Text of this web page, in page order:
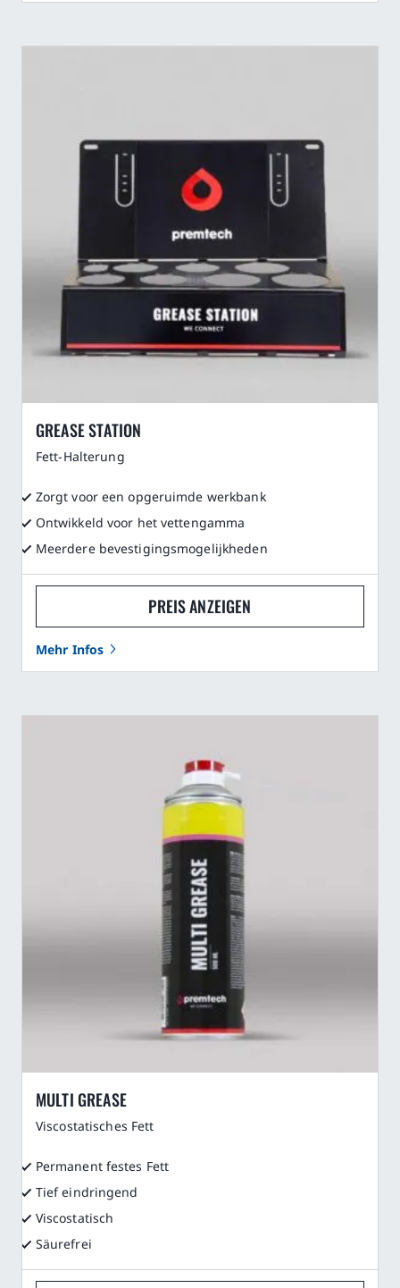
GREASE STATION
Fett-Halterung
Zorgt voor een opgeruimde werkbank
Ontwikkeld voor het vettengamma
Meerdere bevestigingsmogelijkheden
PREIS ANZEIGEN
Mehr Infos
MULTI GREASE
Viscostatisches Fett
Permanent festes Fett
Tief eindringend
Viscostatisch
Säurefrei